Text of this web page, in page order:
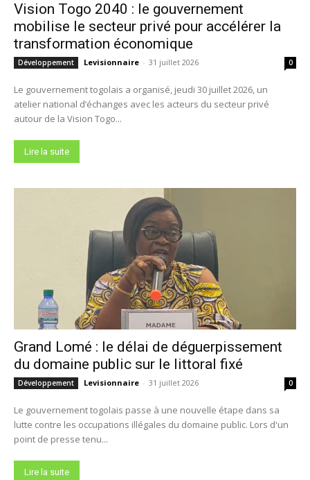
Vision Togo 2040 : le gouvernement
mobilise le secteur privé pour accélérer la
transformation économique
Développement Levisionnaire - 31 juillet 2026 0
Le gouvernement togolais a organisé, jeudi 30 juillet 2026, un
atelier national d’échanges avec les acteurs du secteur privé
autour de la Vision Togo...
Lire la suite
Grand Lomé : le délai de déguerpissement
du domaine public sur le littoral fixé
Développement Levisionnaire - 31 juillet 2026 0
Le gouvernement togolais passe à une nouvelle étape dans sa
lutte contre les occupations illégales du domaine public. Lors d'un
point de presse tenu...
Lire la suite